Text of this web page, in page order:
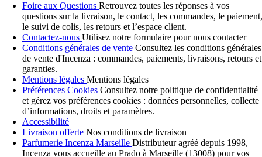
Foire aux Questions Retrouvez toutes les réponses à vos
questions sur la livraison, le contact, les commandes, le paiement,
le suivi de colis, les retours et l’espace client.
Contactez-nous Utilisez notre formulaire pour nous contacter
Conditions générales de vente Consultez les conditions générales
de vente d'Incenza : commandes, paiements, livraisons, retours et
garanties.
Mentions légales Mentions légales
Préférences Cookies Consultez notre politique de confidentialité
et gérez vos préférences cookies : données personnelles, collecte
d’informations, droits et paramètres.
Accessibilité
Livraison offerte Nos conditions de livraison
Parfumerie Incenza Marseille Distributeur agréé depuis 1998,
Incenza vous accueille au Prado à Marseille (13008) pour vos